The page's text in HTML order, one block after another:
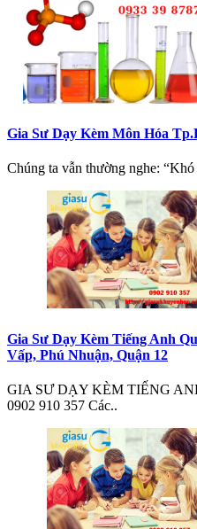
Gia Sư Dạy Kèm Môn Hóa
Chúng ta vẫn thường nghe:
Gia Sư Dạy Kèm Tiếng Anh
Vấp, Phú Nhuận, Quận 12
GIA SƯ DẠY KÈM TIẾNG
0902 910 357 Các..